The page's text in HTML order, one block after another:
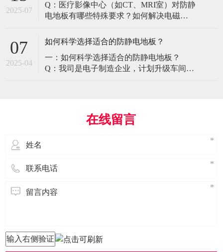
境要求 • 防爆等级：Ex IIB T4（ATEX认
证） • 静电泄放速度：<0.
2025-07
Q：医疗影像中心（如CT、MRI室）对防静
电地板有哪些特殊要求？如何解决电磁干
环境特殊性对防静电地板提出了前所未有
疗影像环境的特殊需求 电磁兼容性要求 •
MRI室需完全无磁：磁化率<0.001（
07
2025-04
如何科学选择适合的防静电地板？
一：如何科学选择适合的防静电地板？
Q：我司是电子制造企业，计划升级车间地
用场景、技术指标及长期维护成本综合考
量。作为深耕行业多年的广东立品地板科
在线留言